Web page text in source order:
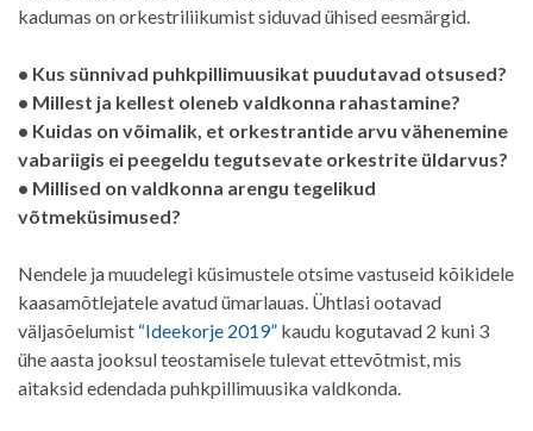
kadumas on orkestriliikumist siduvad ühised eesmärgid.
• Kus sünnivad puhkpillimuusikat puudutavad otsused?
• Millest ja kellest oleneb valdkonna rahastamine?
• Kuidas on võimalik, et orkestrantide arvu vähenemine
vabariigis ei peegeldu tegutsevate orkestrite üldarvus?
• Millised on valdkonna arengu tegelikud
võtmeküsimused?
Nendele ja muudelegi küsimustele otsime vastuseid kõikidele
kaasamõtlejatele avatud ümarlauas. Ühtlasi ootavad
väljasõelumist “Ideekorje 2019” kaudu kogutavad 2 kuni 3
ühe aasta jooksul teostamisele tulevat ettevõtmist, mis
aitaksid edendada puhkpillimuusika valdkonda.